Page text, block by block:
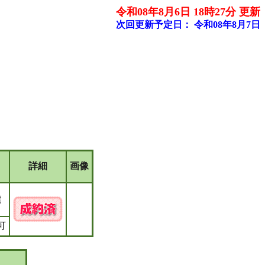
令和08年8月6日 18時27分 更新
次回更新予定日： 令和08年8月7日
詳細 画像